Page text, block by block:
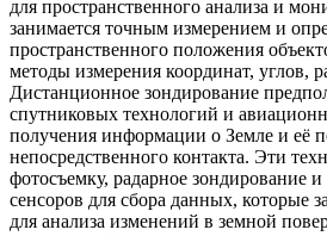
для пространственного анализа и
занимается точным измерением и
пространственного положения
методы измерения координат, углов,
Дистанционное зондирование
спутниковых технологий и
получения информации о Земле и её
непосредственного контакта. Эти
фотосъемку, радарное зондирование
сенсоров для сбора данных, которые
для анализа изменений в земной